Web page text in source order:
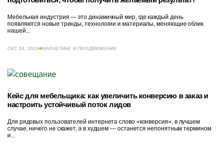
Мебельная индустрия — это динамичный мир, где каждый день
появляются новые тренды, технологии и материалы, меняющие облик
нашей...
ОКТ 24, 2024 МАРКЕТИНГ И ПРОДВИЖЕНИЕ
Кейс для мебельщика: как увеличить конверсию в заказ и
настроить устойчивый поток лидов
Для рядовых пользователей интернета слово «конверсия», в лучшем
случае, ничего не скажет, а в худшем — останется непонятным термином
и...